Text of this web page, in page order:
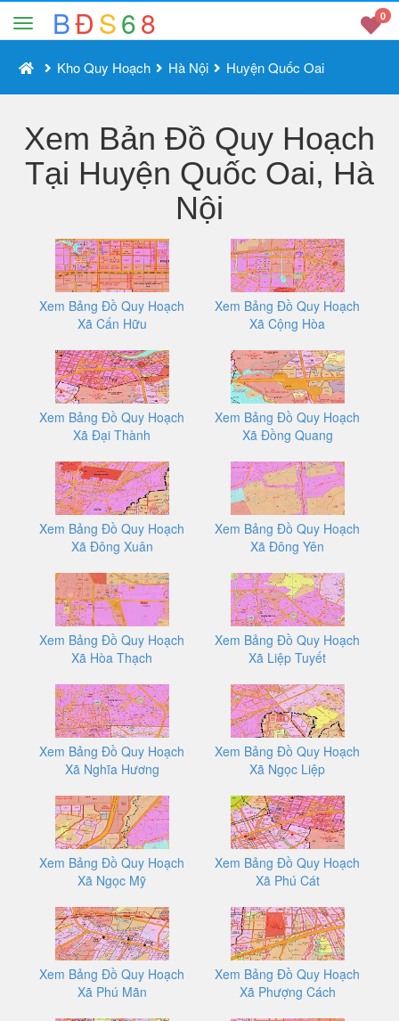
BĐS68 0
Kho Quy Hoạch Hà Nội Huyện Quốc Oai
Xem Bản Đồ Quy Hoạch
Tại Huyện Quốc Oai, Hà
Nội
Xem Bảng Đồ Quy Hoạch
Xã Cấn Hữu
Xem Bảng Đồ Quy Hoạch
Xã Cộng Hòa
Xem Bảng Đồ Quy Hoạch
Xã Đại Thành
Xem Bảng Đồ Quy Hoạch
Xã Đồng Quang
Xem Bảng Đồ Quy Hoạch
Xã Đông Xuân
Xem Bảng Đồ Quy Hoạch
Xã Đông Yên
Xem Bảng Đồ Quy Hoạch
Xã Hòa Thạch
Xem Bảng Đồ Quy Hoạch
Xã Liệp Tuyết
Xem Bảng Đồ Quy Hoạch
Xã Nghĩa Hương
Xem Bảng Đồ Quy Hoạch
Xã Ngọc Liệp
Xem Bảng Đồ Quy Hoạch
Xã Ngọc Mỹ
Xem Bảng Đồ Quy Hoạch
Xã Phú Cát
Xem Bảng Đồ Quy Hoạch
Xã Phú Mãn
Xem Bảng Đồ Quy Hoạch
Xã Phượng Cách